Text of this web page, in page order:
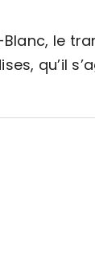
le
qu’il